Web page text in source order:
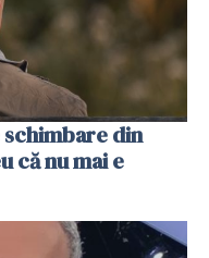
schimbare din
că nu mai e